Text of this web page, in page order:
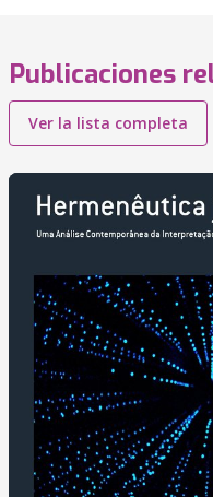
Publicaciones
Ver la lista completa